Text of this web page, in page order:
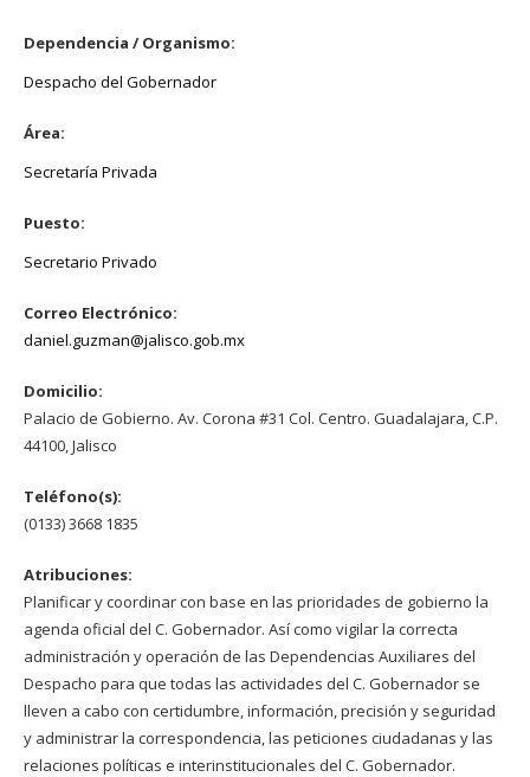
Dependencia / Organismo:
Despacho del Gobernador
Área:
Secretaría Privada
Puesto:
Secretario Privado
Correo Electrónico:
daniel.guzman@jalisco.gob.mx
Domicilio:
Palacio de Gobierno. Av. Corona #31 Col. Centro. Guadalajara, C.P.
44100, Jalisco
Teléfono(s):
(0133) 3668 1835
Atribuciones:
Planificar y coordinar con base en las prioridades de gobierno la
agenda oficial del C. Gobernador. Así como vigilar la correcta
administración y operación de las Dependencias Auxiliares del
Despacho para que todas las actividades del C. Gobernador se
lleven a cabo con certidumbre, información, precisión y seguridad
y administrar la correspondencia, las peticiones ciudadanas y las
relaciones políticas e interinstitucionales del C. Gobernador.